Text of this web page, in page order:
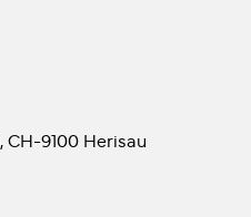
9100 Herisau